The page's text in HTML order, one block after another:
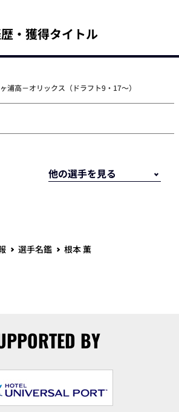
・獲得タイトル
浦高－オリックス（ドラフト9・17～）
選手名鑑 根本 薫
BY